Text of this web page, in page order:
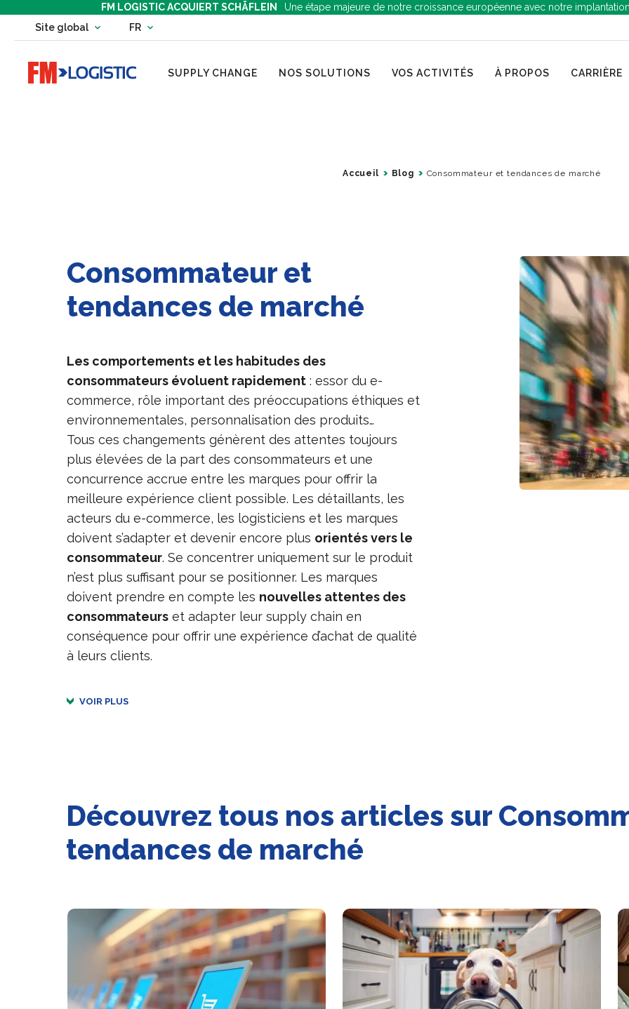
FM LOGISTIC ACQUIERT SCHÄFLEIN Une étape majeure de notre croissance européenne avec notre
Site global Change country website
FR
Change language
Go to home page
SUPPLY CHANGE NOS SOLUTIONS VOS ACTIVITÉS À PROPOS CARRIÈRE
Accueil Blog Consommateur et tendances de marché
Consommateur et
tendances de marché
Les comportements et les habitudes des
consommateurs évoluent rapidement : essor du e-
commerce, rôle important des préoccupations éthiques et
environnementales, personnalisation des produits…
Tous ces changements génèrent des attentes toujours
plus élevées de la part des consommateurs et une
concurrence accrue entre les marques pour offrir la
meilleure expérience client possible. Les détaillants, les
acteurs du e-commerce, les logisticiens et les marques
doivent s’adapter et devenir encore plus orientés vers le
consommateur. Se concentrer uniquement sur le produit
n’est plus suffisant pour se positionner. Les marques
doivent prendre en compte les nouvelles attentes des
consommateurs et adapter leur supply chain en
conséquence pour offrir une expérience d’achat de qualité
à leurs clients.
VOIR PLUS
Découvrez tous nos articles sur
tendances de marché